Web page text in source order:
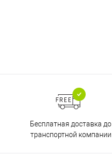
Бесплатная доставка до
транспортной компании